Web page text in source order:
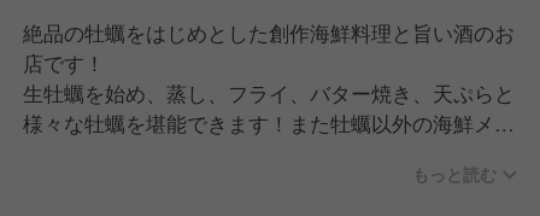
絶品の牡蠣をはじめとした創作海鮮料理と旨い酒のお
店です！
生牡蠣を始め、蒸し、フライ、バター焼き、天ぷらと
様々な牡蠣を堪能できます！また牡蠣以外の海鮮メニ
もっと読む